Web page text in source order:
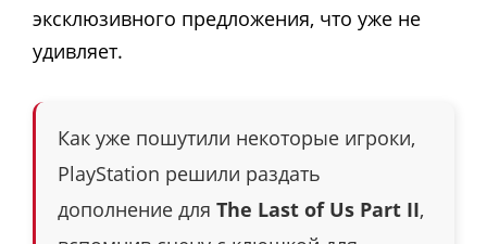
эксклюзивного предложения, что уже не
удивляет.
Как уже пошутили некоторые игроки,
PlayStation решили раздать
дополнение для The Last of Us Part II,